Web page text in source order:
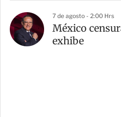
7 de agosto - 2:00 Hrs
México
exhibe